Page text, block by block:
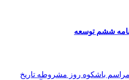
ششم توسعه
باشکوه روز مشروطه تاریخ